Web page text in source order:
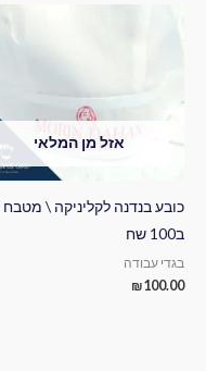
אזל מן המלאי
ב100 שח
בגדי עבודה
₪100.00